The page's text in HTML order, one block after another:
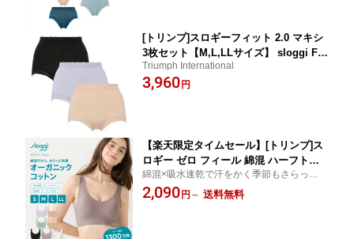
[トリンプ]スロギーフィット 2.0 マキシ
3枚セット【M,L,LLサイズ】 sloggi Fit
2.0 Maxi 3P SET コットン ショーツ レ
ディース 下着 ハイウエスト お腹まで
Triumph International
3,960円
【楽天限定タイムセール】[トリンプ]ス
ロギー ゼロ フィール 綿混 ハーフトッ
プ【S,M,L,LLサイズ】sloggi G068 N-T
op ブラジャー ノンワイヤーブラ 縫い目
綿混×吸水速乾で汗をかく季節もさらっと快
適！縫い目ゼロでなめらかな着けごこち 無
縫製
2,090円 ～ 送料無料